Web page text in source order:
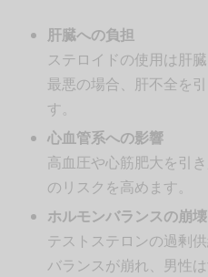
肝臓への負担
ステロイドの使用は肝
最悪の場合、肝不全を
す。
心血管系への影響
高血圧や心筋肥大を引
のリスクを高めます。
ホルモンバランスの崩壊
テストステロンの過剰
バランスが崩れ、男性